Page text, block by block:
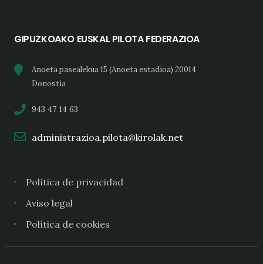
GIPUZKOAKO EUSKAL PILOTA FEDERAZIOA
Anoeta pasealekua 15 (Anoeta estadioa) 20014
Donostia
943 47 14 63
administrazioa.pilota@kirolak.net
Política de privacidad
Aviso legal
Política de cookies